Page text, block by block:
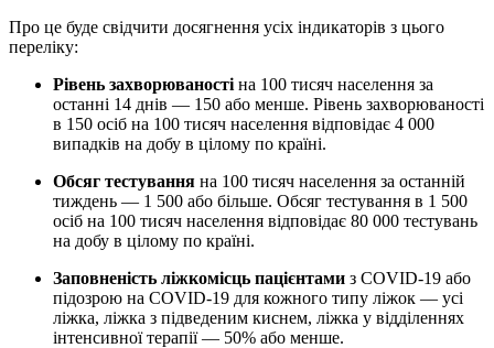
Про це буде свідчити досягнення усіх індикаторів з цього
переліку:
Рівень захворюваності на 100 тисяч населення за
останні 14 днів — 150 або менше. Рівень захворюваності
в 150 осіб на 100 тисяч населення відповідає 4 000
випадків на добу в цілому по країні.
Обсяг тестування на 100 тисяч населення за останній
тиждень — 1 500 або більше. Обсяг тестування в 1 500
осіб на 100 тисяч населення відповідає 80 000 тестувань
на добу в цілому по країні.
Заповненість ліжкомісць пацієнтами з COVID-19 або
підозрою на COVID-19 для кожного типу ліжок — усі
ліжка, ліжка з підведеним киснем, ліжка у відділеннях
інтенсивної терапії — 50% або менше.